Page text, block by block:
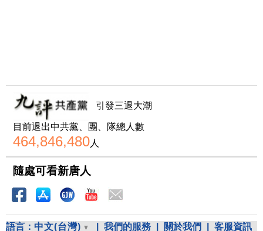
引發三退大潮
目前退出中共黨、團、隊總人數
464,846,480人
隨處可看新唐人
語言： 中文(台灣) 我們的服務 關於我們
客服資訊